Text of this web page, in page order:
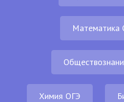
Математика
Химия ОГЭ